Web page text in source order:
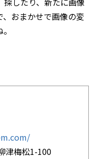
おまかせで画像の変
津梅松1-100